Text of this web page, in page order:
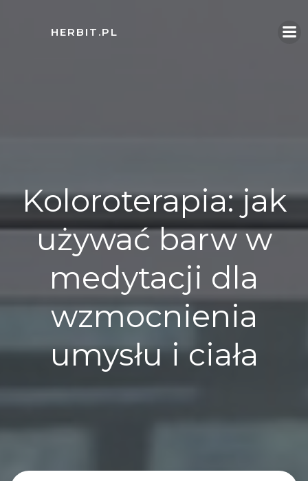
HERBIT.PL
Koloroterapia: jak
używać barw w
medytacji dla
wzmocnienia
umysłu i ciała